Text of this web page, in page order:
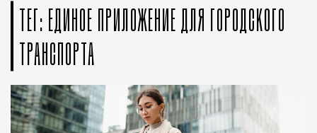
ТЕГ: ЕДИНОЕ ПРИЛОЖЕНИЕ ДЛЯ ГОРОДСКОГО
ТРАНСПОРТА